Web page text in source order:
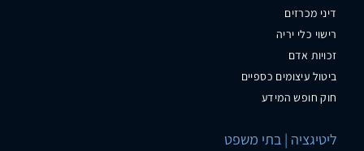
דיני מכרזים
רישוי כלי יריה
זכויות אדם
ביטול עיצומים כספיים
חוק חופש המידע
ליטיגציה | בתי משפט